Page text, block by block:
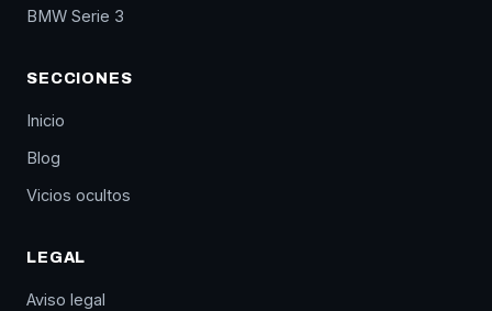
BMW Serie 3
SECCIONES
Inicio
Blog
Vicios ocultos
LEGAL
Aviso legal